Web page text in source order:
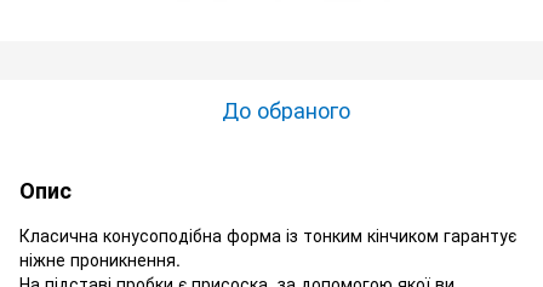
До обраного
Опис
Класична конусоподібна форма із тонким кінчиком гарантує
ніжне проникнення.